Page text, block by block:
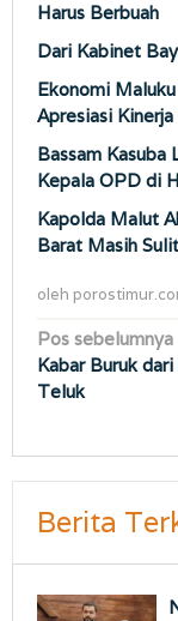
Harus Berbuah
Dari Kabinet
Ekonomi
Apresiasi
Bassam Kasuba
Kepala OPD di
Kapolda Malut
Barat Masih
oleh
Navigasi
pos
Pos sebelumnya
Kabar Buruk dari
Teluk
Berita